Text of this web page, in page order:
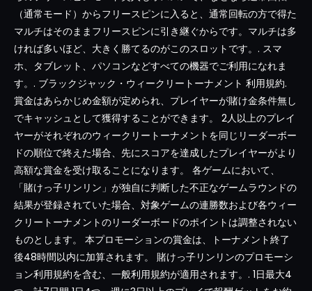
（通常モード）からフリースピンに入ると、通常回転の方で得た
マルチはそのままフリースピンに引き継ぐからです。マルチは多
ければ多いほど、大きく勝てるのがこのスロットです。. スマ
ホ、タブレット、パソコンなどすべての機器でご利用になれま
す。. ブラックジャック・ウィークリートーナメント 利用規約.
賞金はあらかじめ金額が定められ、プレイヤーが賭け金条件無し
でキャッシュとして獲得することができます。 2人以上のプレイ
ヤーがそれぞれのウィークリートーナメントを同じリーダーボー
ドの順位で終えた場合、先にスコアを達成したプレイヤーがより
高額な賞金を受け取ることになります。 各ゲームにおいて、
「賭けっ子リンリン」が独自に判断した不正なゲームラウンドの
結果が登録されていた場合、対象ゲームの連勝数および各ウィー
クリートーナメントのリーダーボードのポイントは調整されない
ものとします。 本プロモーションの賞金は、トーナメント終了
後48時間以内に加算されます。 賭けっ子リンリンのプロモーシ
ョン利用規約を含む、一般利用規約が適用されます。. 1日最大4